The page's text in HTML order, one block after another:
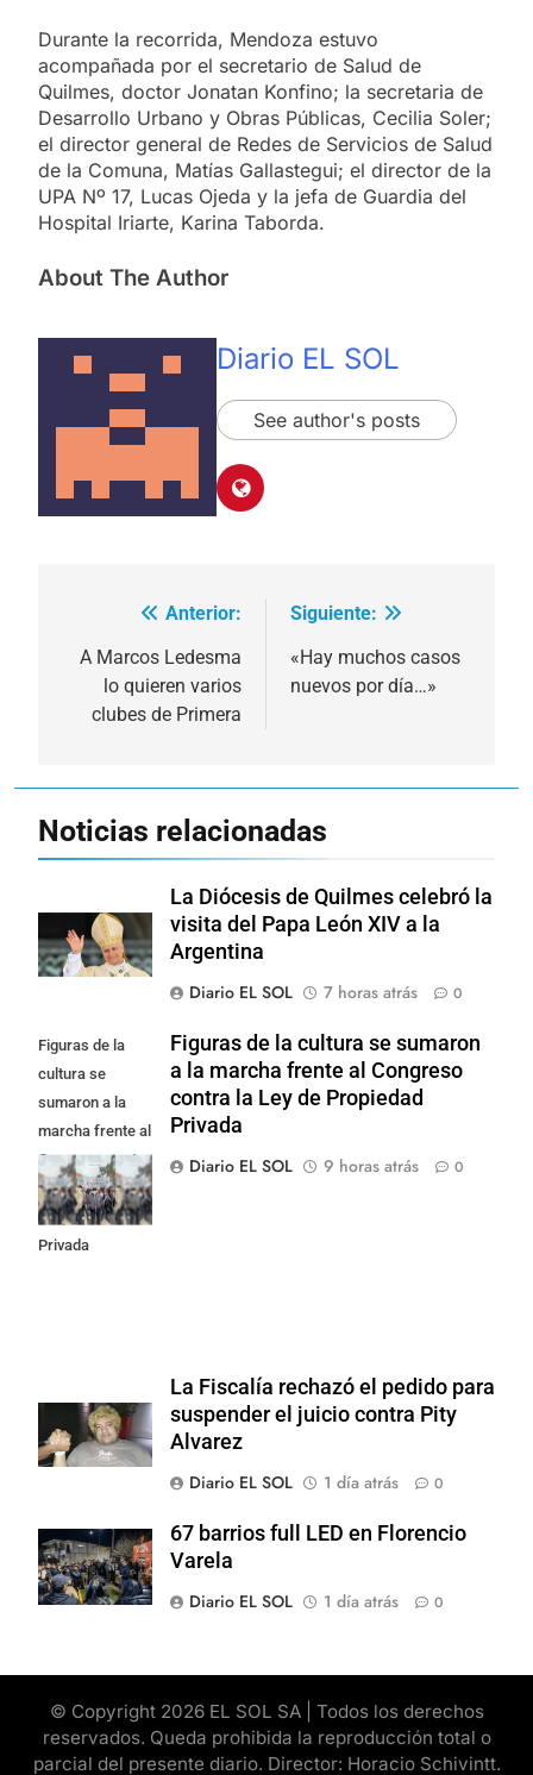
Durante la recorrida, Mendoza estuvo
acompañada por el secretario de Salud de
Quilmes, doctor Jonatan Konfino; la secretaria de
Desarrollo Urbano y Obras Públicas, Cecilia Soler;
el director general de Redes de Servicios de Salud
de la Comuna, Matías Gallastegui; el director de la
UPA Nº 17, Lucas Ojeda y la jefa de Guardia del
Hospital Iriarte, Karina Taborda.
About The Author
Diario EL SOL
See author's posts
Navegación
de
entradas
Anterior:
A Marcos Ledesma
lo quieren varios
clubes de Primera
Siguiente:
«Hay muchos casos
nuevos por día…»
Noticias relacionadas
La Diócesis de Quilmes celebró la
visita del Papa León XIV a la
Argentina
Diario EL SOL
7 horas atrás 0
Figuras de la
cultura se
sumaron a la
marcha frente al
Congreso contra
la Ley de
Propiedad
Privada
Figuras de la cultura se sumaron
a la marcha frente al Congreso
contra la Ley de Propiedad
Privada
Diario EL SOL
9 horas atrás 0
La Fiscalía rechazó el pedido para
suspender el juicio contra Pity
Alvarez
Diario EL SOL
1 día atrás 0
67 barrios full LED en Florencio
Varela
Diario EL SOL
1 día atrás 0
© Copyright 2026 EL SOL SA | Todos los derechos
reservados. Queda prohibida la reproducción total o
parcial del presente diario. Director: Horacio Schivintt.